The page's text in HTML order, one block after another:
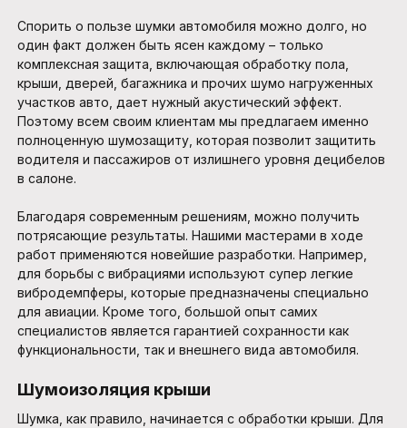
Спорить о пользе шумки автомобиля можно долго, но
один факт должен быть ясен каждому – только
комплексная защита, включающая обработку пола,
крыши, дверей, багажника и прочих шумо нагруженных
участков авто, дает нужный акустический эффект.
Поэтому всем своим клиентам мы предлагаем именно
полноценную шумозащиту, которая позволит защитить
водителя и пассажиров от излишнего уровня децибелов
в салоне.
Благодаря современным решениям, можно получить
потрясающие результаты. Нашими мастерами в ходе
работ применяются новейшие разработки. Например,
для борьбы с вибрациями используют супер легкие
вибродемпферы, которые предназначены специально
для авиации. Кроме того, большой опыт самих
специалистов является гарантией сохранности как
функциональности, так и внешнего вида автомобиля.
Шумоизоляция крыши
Шумка, как правило, начинается с обработки крыши. Для